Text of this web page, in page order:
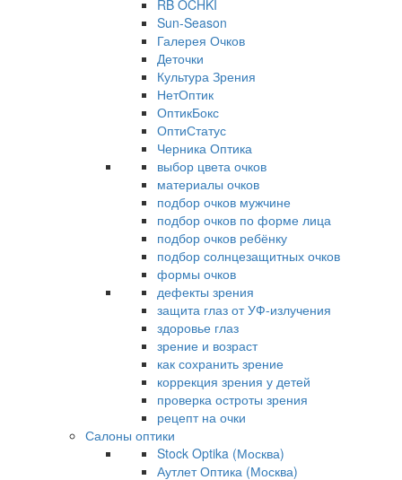
RB OCHKI
Sun-Season
Галерея Очков
Деточки
Культура Зрения
НетОптик
ОптикБокс
ОптиСтатус
Черника Оптика
выбор цвета очков
материалы очков
подбор очков мужчине
подбор очков по форме лица
подбор очков ребёнку
подбор солнцезащитных очков
формы очков
дефекты зрения
защита глаз от УФ-излучения
здоровье глаз
зрение и возраст
как сохранить зрение
коррекция зрения у детей
проверка остроты зрения
рецепт на очки
Салоны оптики
Stock Optika (Москва)
Аутлет Оптика (Москва)